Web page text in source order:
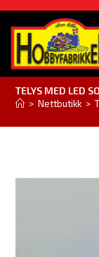
TELYS MED LED
> Nettbutikk >